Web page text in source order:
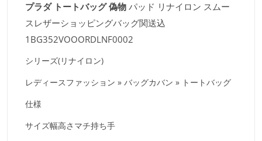
プラダ トートバッグ 偽物 パッド リナイロン スムー
スレザーショッピングバッグ関送込
1BG352VOOORDLNF0002
シリーズ(リナイロン)
レディースファッション » バッグカバン » トートバッグ
仕様
サイズ幅高さ マチ持ち手